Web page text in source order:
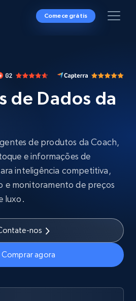
Comece grátis
de Dados da
de produtos da Coach,
e informações de
inteligência competitiva,
e monitoramento de preços
luxo.
nos
Comprar agora